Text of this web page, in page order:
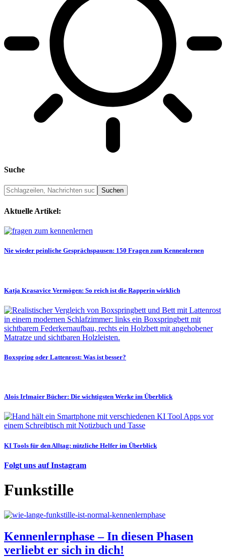
Suche
Aktuelle Artikel:
Nie wieder peinliche Gesprächspausen: 150 Fragen zum Kennenlernen
Katja Krasavice Vermögen: So reich ist die Rapperin wirklich
Boxspring oder Lattenrost: Was ist besser?
Alois Irlmaier Bücher: Die wichtigsten Werke im Überblick
KI Tools für den Alltag: nützliche Helfer im Überblick
Folgt uns auf Instagram
Funkstille
Kennenlernphase – In diesen Phasen
verliebt er sich in dich!